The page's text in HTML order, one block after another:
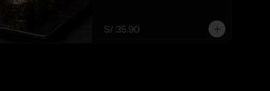
S/ 35.90